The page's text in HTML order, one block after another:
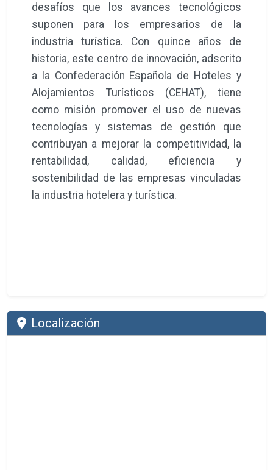
desafíos que los avances tecnológicos
suponen para los empresarios de la
industria turística. Con quince años de
historia, este centro de innovación, adscrito
a la Confederación Española de Hoteles y
Alojamientos Turísticos (CEHAT), tiene
como misión promover el uso de nuevas
tecnologías y sistemas de gestión que
contribuyan a mejorar la competitividad, la
rentabilidad, calidad, eficiencia y
sostenibilidad de las empresas vinculadas
la industria hotelera y turística.
Localización